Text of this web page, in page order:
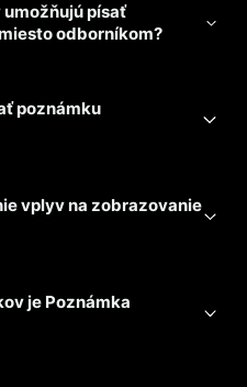
písať
odborníkom?
poznámku
vplyv na zobrazovanie
je Poznámka